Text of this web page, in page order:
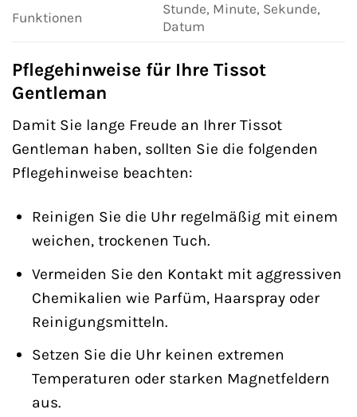
Funktionen
Stunde, Minute, Sekunde,
Datum
Pflegehinweise für Ihre Tissot
Gentleman
Damit Sie lange Freude an Ihrer Tissot
Gentleman haben, sollten Sie die folgenden
Pflegehinweise beachten:
Reinigen Sie die Uhr regelmäßig mit einem
weichen, trockenen Tuch.
Vermeiden Sie den Kontakt mit aggressiven
Chemikalien wie Parfüm, Haarspray oder
Reinigungsmitteln.
Setzen Sie die Uhr keinen extremen
Temperaturen oder starken Magnetfeldern
aus.